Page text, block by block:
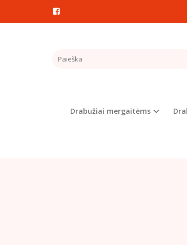
Drabužiai mergaitėms